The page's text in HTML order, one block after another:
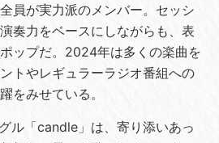
員が実力派のメンバー。セッシ
奏力をベースにしながらも、表
ップだ。2024年は多くの楽曲を
トやレギュラーラジオ番組への
をみせている。
ル「candle」は、寄り添いあっ